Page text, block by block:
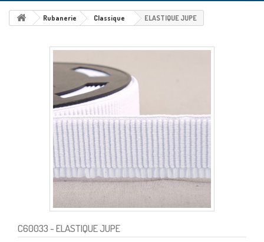
Rubanerie Classique ELASTIQUE JUPE
C60033- ELASTIQUE JUPE